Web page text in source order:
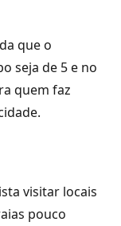
que o
seja de 5 e no
quem faz
visitar locais
pouco